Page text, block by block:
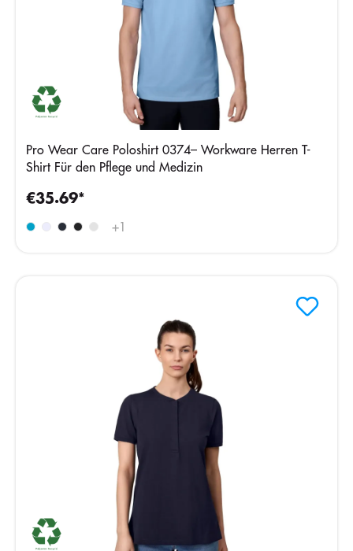
Pro Wear Care Poloshirt 0374– Workware Herren T-
Shirt Für den Pflege und Medizin
+1
€35.69*